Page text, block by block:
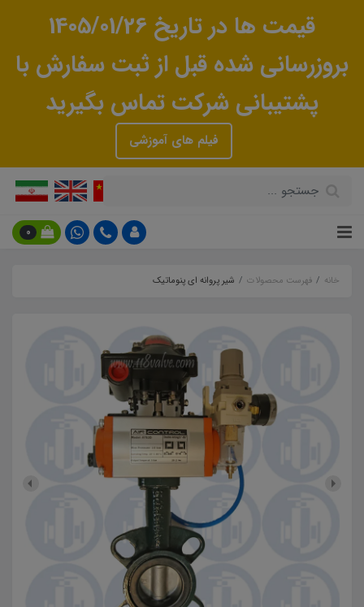
قیمت ها در تاریخ 1405/01/26
بروزرسانی شده قبل از ثبت سفارش با
پشتیبانی شرکت تماس بگیرید
فیلم های آموزشی
0
خانه فهرست محصولات شیر پروانه ای پنوماتیک